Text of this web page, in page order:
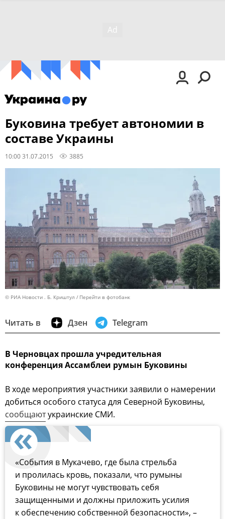
Буковина требует автономии в
составе Украины
10:00 31.07.2015 3885
© РИА Новости . Б. Криштул Перейти в фотобанк
Читать в Дзен Telegram
В Черновцах прошла учредительная
конференция Ассамблеи румын Буковины
В ходе мероприятия участники заявили о намерении
добиться особого статуса для Северной Буковины,
сообщаютукраинские СМИ.
«События в Мукачево, где была стрельба
и пролилась кровь, показали, что румыны
Буковины не могут чувствовать себя
защищенными и должны приложить усилия
к обеспечению собственной безопасности», –